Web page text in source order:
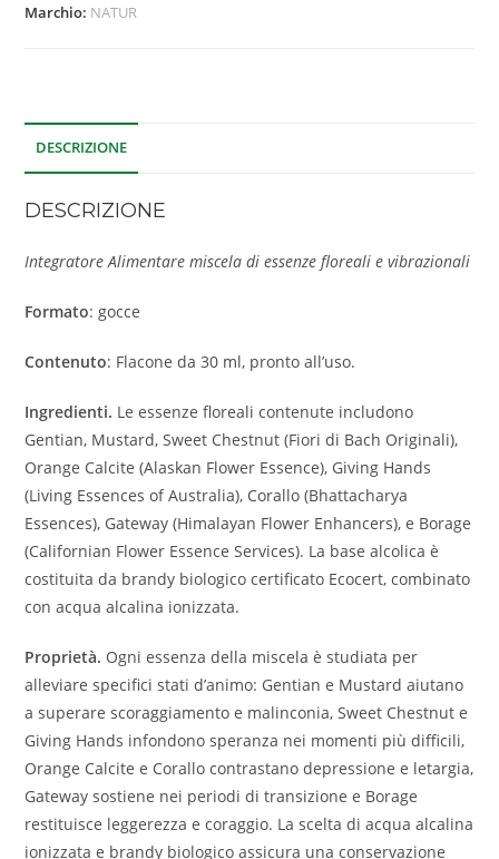
Marchio: NATUR
DESCRIZIONE
DESCRIZIONE
Integratore Alimentare miscela di essenze floreali e vibrazionali
Formato: gocce
Contenuto: Flacone da 30 ml, pronto all’uso.
Ingredienti. Le essenze floreali contenute includono
Gentian, Mustard, Sweet Chestnut (Fiori di Bach Originali),
Orange Calcite (Alaskan Flower Essence), Giving Hands
(Living Essences of Australia), Corallo (Bhattacharya
Essences), Gateway (Himalayan Flower Enhancers), e Borage
(Californian Flower Essence Services). La base alcolica è
costituita da brandy biologico certificato Ecocert, combinato
con acqua alcalina ionizzata.
Proprietà. Ogni essenza della miscela è studiata per
alleviare specifici stati d’animo: Gentian e Mustard aiutano
a superare scoraggiamento e malinconia, Sweet Chestnut e
Giving Hands infondono speranza nei momenti più difficili,
Orange Calcite e Corallo contrastano depressione e letargia,
Gateway sostiene nei periodi di transizione e Borage
restituisce leggerezza e coraggio. La scelta di acqua alcalina
ionizzata e brandy biologico assicura una conservazione